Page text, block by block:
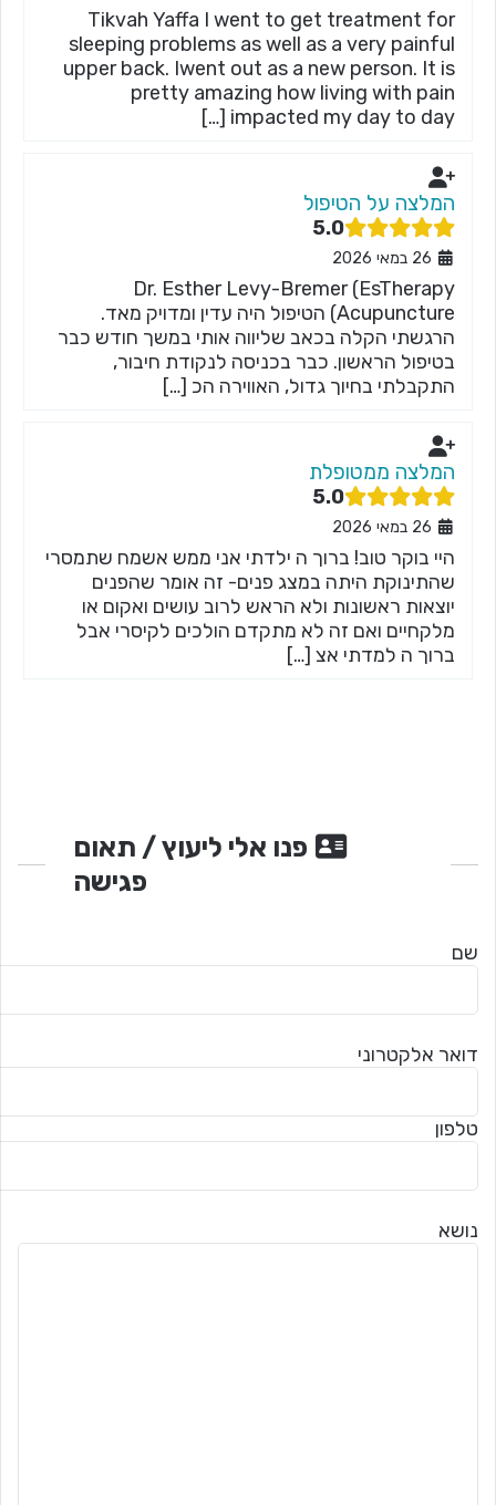
Tikvah Yaffa I went to get treatment for
sleeping problems as well as a very painful
upper back. Iwent out as a new person. It is
pretty amazing how living with pain
impacted my day to day […]
המלצה על הטיפול
5.0
26 במאי 2026
Dr. Esther Levy-Bremer (EsTherapy
Acupuncture)‏ הטיפול היה עדין ומדויק מאד.
הרגשתי הקלה בכאב שליווה אותי במשך חודש כבר
בטיפול הראשון. כבר בכניסה לנקודת חיבור,
התקבלתי בחיוך גדול, האווירה הכ […]
המלצה ממטופלת
5.0
26 במאי 2026
היי בוקר טוב! ברוך ה ילדתי אני ממש אשמח שתמסרי
שהתינוקת היתה במצג פנים- זה אומר שהפנים
יוצאות ראשונות ולא הראש לרוב עושים ואקום או
מלקחיים ואם זה לא מתקדם הולכים לקיסרי אבל
ברוך ה למדתי אצ […]
פנו אלי ליעוץ / תאום
פגישה
שם
דואר אלקטרוני
טלפון
נושא